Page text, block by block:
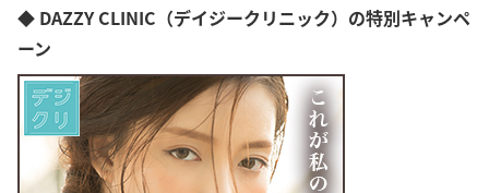
埼玉県
千葉県
東京都
神奈川県
新潟県
富山県
福井県
アートメイク
◆ DAZZY CLINIC（デイジークリニック）の特別キャンペ
ーン